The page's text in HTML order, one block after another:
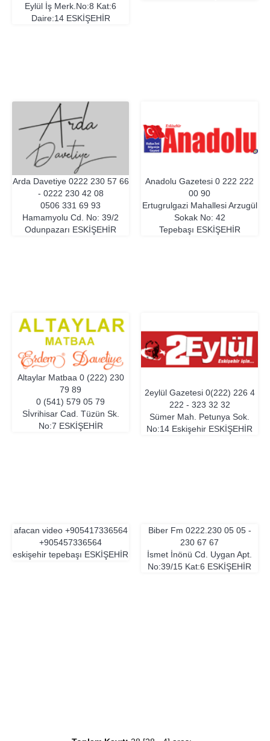
Eylül İş Merk.No:8 Kat:6
Daire:14 ESKIŞEHIR
Arda Davetiye 0222 230 57 66
- 0222 230 42 08
0506 331 69 93
Hamamyolu Cd. No: 39/2
Odunpazarı ESKIŞEHIR
Anadolu Gazetesi 0 222 222
00 90
Ertugrulgazi Mahallesi Arzugül
Sokak No: 42
Tepebaşı ESKIŞEHIR
Altaylar Matbaa 0 (222) 230
79 89
0 (541) 579 05 79
Sİvrihisar Cad. Tüzün Sk.
No:7 ESKIŞEHIR
2eylül Gazetesi 0(222) 226 4
222 - 323 32 32
Sümer Mah. Petunya Sok.
No:14 Eskişehir ESKIŞEHIR
afacan video +905417336564
+905457336564
eskişehir tepebaşı ESKIŞEHIR
Biber Fm 0222.230 05 05 -
230 67 67
İsmet İnönü Cd. Uygan Apt.
No:39/15 Kat:6 ESKIŞEHIR